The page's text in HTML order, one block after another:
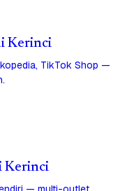
Kerinci
TikTok Shop —
Kerinci